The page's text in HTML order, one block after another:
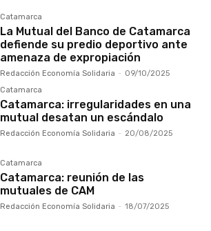
Catamarca
La Mutual del Banco de Catamarca
defiende su predio deportivo ante
amenaza de expropiación
Redacción Economía Solidaria - 09/10/2025
Catamarca
Catamarca: irregularidades en una
mutual desatan un escándalo
Redacción Economía Solidaria - 20/08/2025
Catamarca
Catamarca: reunión de las
mutuales de CAM
Redacción Economía Solidaria - 18/07/2025